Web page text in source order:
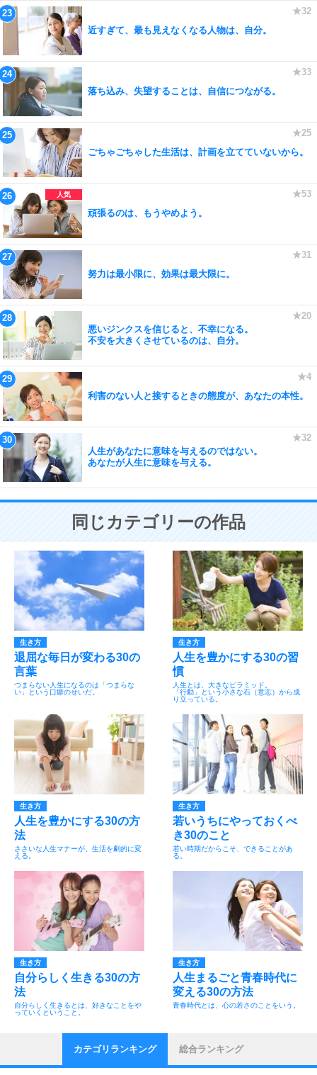
近すぎて、最も見えなくなる人物は、自分。
落ち込み、失望することは、自信につながる。
ごちゃごちゃした生活は、計画を立てていないから。
頑張るのは、もうやめよう。
努力は最小限に、効果は最大限に。
悪いジンクスを信じると、不幸になる。
不安を大きくさせているのは、自分。
利害のない人と接するときの態度が、あなたの本性。
人生があなたに意味を与えるのではない。
あなたが人生に意味を与える。
同じカテゴリーの作品
生き方
退屈な毎日が変わる30の
言葉
つまらない人生になるのは「つまらな
い」という口癖のせいだ。
生き方
人生を豊かにする30の習
慣
人生とは、大きなピラミッド。
「行動」という小さな石（意志）から成
り立っている。
生き方
人生を豊かにする30の方
法
ささいな人生マナーが、生活を劇的に変
える。
生き方
若いうちにやっておくべ
き30のこと
若い時期だからこそ、できることがあ
る。
生き方
自分らしく生きる30の方
法
自分らしく生きるとは、好きなことをや
っていくということ。
生き方
人生まるごと青春時代に
変える30の方法
青春時代とは、心の若さのことをいう。
カテゴリランキング 総合ランキング